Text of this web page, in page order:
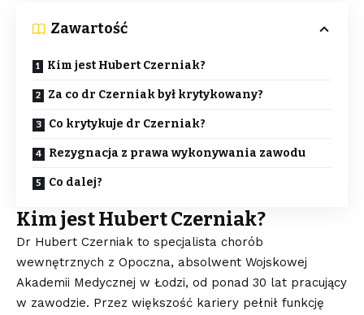
Zawartość
Kim jest Hubert Czerniak?
Za co dr Czerniak był krytykowany?
Co krytykuje dr Czerniak?
Rezygnacja z prawa wykonywania zawodu
Co dalej?
Kim jest Hubert Czerniak?
Dr Hubert Czerniak to specjalista chorób
wewnętrznych z Opoczna, absolwent Wojskowej
Akademii Medycznej w Łodzi, od ponad 30 lat pracujący
w zawodzie. Przez większość kariery pełnił funkcję